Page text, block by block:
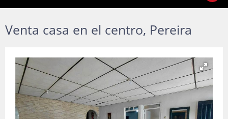
Venta casa en el centro, Pereira